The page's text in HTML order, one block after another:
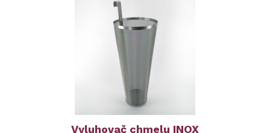
Vyluhovač chmelu INOX